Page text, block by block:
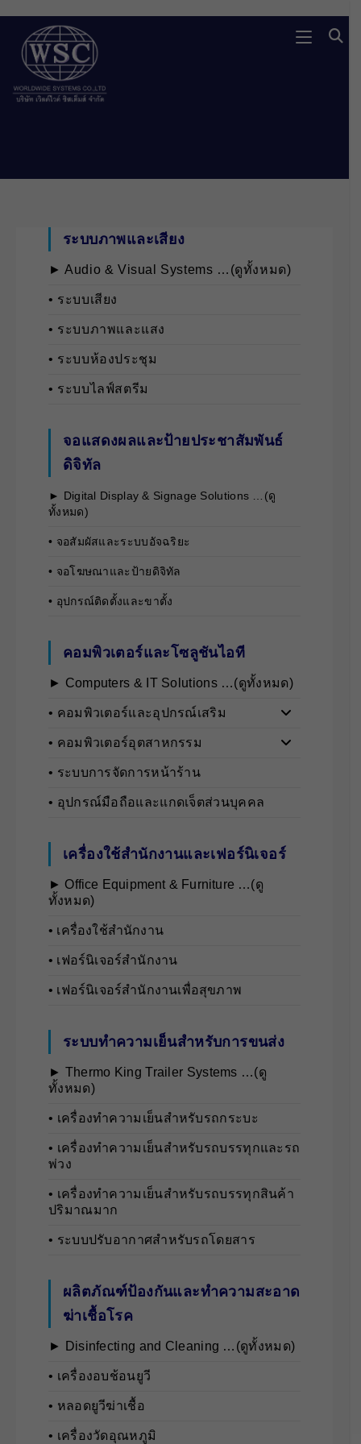
content
ระบบภาพและเสียง
► Audio & Visual Systems …(ดูทั้งหมด)
• ระบบเสียง
• ระบบภาพและแสง
• ระบบห้องประชุม
• ระบบไลฟ์สตรีม
จอแสดงผลและป้ายประชาสัมพันธ์
ดิจิทัล
► Digital Display & Signage Solutions …(ดู
ทั้งหมด)
• จอสัมผัสและระบบอัจฉริยะ
• จอโฆษณาและป้ายดิจิทัล
• อุปกรณ์ติดตั้งและขาตั้ง
คอมพิวเตอร์และโซลูชันไอที
► Computers & IT Solutions …(ดูทั้งหมด)
• คอมพิวเตอร์และอุปกรณ์เสริม
• คอมพิวเตอร์อุตสาหกรรม
• ระบบการจัดการหน้าร้าน
• อุปกรณ์มือถือและแกดเจ็ตส่วนบุคคล
เครื่องใช้สำนักงานและเฟอร์นิเจอร์
► Office Equipment & Furniture …(ดู
ทั้งหมด)
• เครื่องใช้สำนักงาน
• เฟอร์นิเจอร์สำนักงาน
• เฟอร์นิเจอร์สำนักงานเพื่อสุขภาพ
ระบบทำความเย็นสำหรับการขนส่ง
► Thermo King Trailer Systems …(ดู
ทั้งหมด)
• เครื่องทำความเย็นสำหรับรถกระบะ
• เครื่องทำความเย็นสำหรับรถบรรทุกและรถ
พ่วง
• เครื่องทำความเย็นสำหรับรถบรรทุกสินค้า
ปริมาณมาก
• ระบบปรับอากาศสำหรับรถโดยสาร
ผลิตภัณฑ์ป้องกันและทำความสะอาด
ฆ่าเชื้อโรค
► Disinfecting and Cleaning …(ดูทั้งหมด)
• เครื่องอบช้อนยูวี
• หลอดยูวีฆ่าเชื้อ
• เครื่องวัดอุณหภูมิ